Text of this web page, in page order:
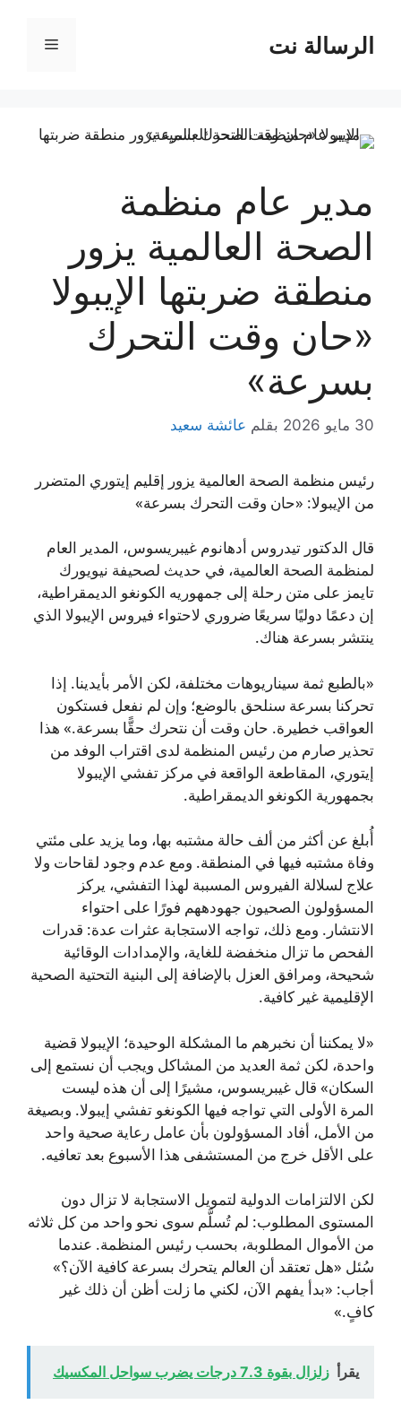
المحتوىالرسالة نت القائمة
مدير عام منظمة
الصحة العالمية يزور
منطقة ضربتها الإيبولا
«حان وقت التحرك
بسرعة»
30 مايو 2026 بقلم عائشة سعيد
رئيس منظمة الصحة العالمية يزور إقليم إيتوري المتضرر
من الإيبولا: «حان وقت التحرك بسرعة»
قال الدكتور تيدروس أدهانوم غيبريسوس، المدير العام
لمنظمة الصحة العالمية، في حديث لصحيفة نيويورك
تايمز على متن رحلة إلى جمهوريه الكونغو الديمقراطية،
إن دعمًا دوليًا سريعًا ضروري لاحتواء فيروس الإيبولا الذي
ينتشر بسرعة هناك.
«بالطبع ثمة سيناريوهات مختلفة، لكن الأمر بأيدينا. إذا
تحركنا بسرعة سنلحق بالوضع؛ وإن لم نفعل فستكون
العواقب خطيرة. حان وقت أن نتحرك حقًّا بسرعة.» هذا
تحذير صارم من رئيس المنظمة لدى اقتراب الوفد من
إيتوري، المقاطعة الواقعة في مركز تفشي الإيبولا
بجمهورية الكونغو الديمقراطية.
أُبلغ عن أكثر من ألف حالة مشتبه بها، وما يزيد على مئتي
وفاة مشتبه فيها في المنطقة. ومع عدم وجود لقاحات ولا
علاج لسلالة الفيروس المسببة لهذا التفشي، يركز
المسؤولون الصحيون جهودههم فورًا على احتواء
الانتشار. ومع ذلك، تواجه الاستجابة عثرات عدة: قدرات
الفحص ما تزال منخفضة للغاية، والإمدادات الوقائية
شحيحة، ومرافق العزل بالإضافة إلى البنية التحتية الصحية
الإقليمية غير كافية.
«لا يمكننا أن نخبرهم ما المشكلة الوحيدة؛ الإيبولا قضية
واحدة، لكن ثمة العديد من المشاكل ويجب أن نستمع إلى
السكان» قال غيبريسوس، مشيرًا إلى أن هذه ليست
المرة الأولى التي تواجه فيها الكونغو تفشي إيبولا. وبصيغة
من الأمل، أفاد المسؤولون بأن عامل رعاية صحية واحد
على الأقل خرج من المستشفى هذا الأسبوع بعد تعافيه.
لكن الالتزامات الدولية لتمويل الاستجابة لا تزال دون
المستوى المطلوب: لم تُسلَّم سوى نحو واحد من كل ثلاثه
من الأموال المطلوبة، بحسب رئيس المنظمة. عندما
سُئل «هل تعتقد أن العالم يتحرك بسرعة كافية الآن؟»
أجاب: «بدأ يفهم الآن، لكني ما زلت أظن أن ذلك غير
كافٍ.»
يقرأ زلزال بقوة 7.3 درجات يضرب سواحل المكسيك